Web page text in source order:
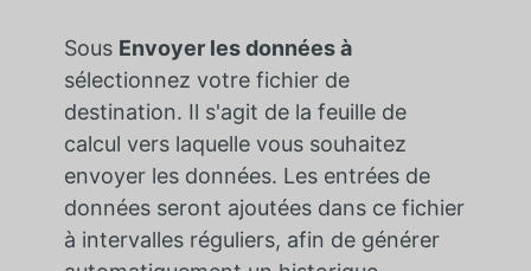
Sous Envoyer les données à
sélectionnez votre fichier de
destination. Il s'agit de la feuille de
calcul vers laquelle vous souhaitez
envoyer les données. Les entrées de
données seront ajoutées dans ce fichier
à intervalles réguliers, afin de générer